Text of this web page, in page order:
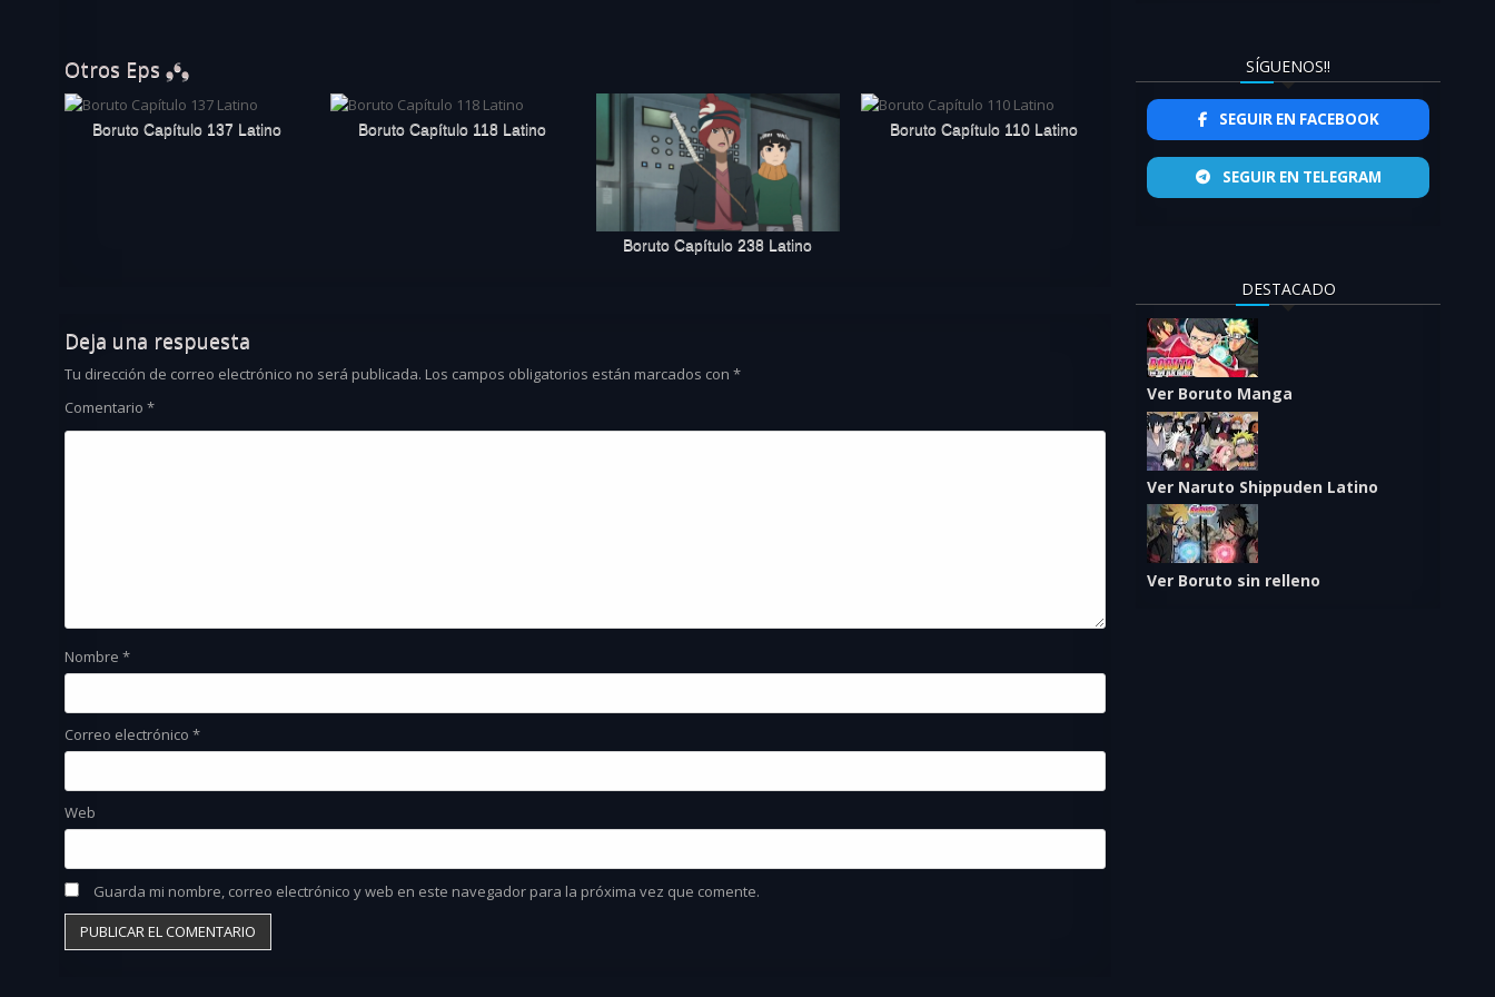
Otros Eps ❟❛❟
Boruto Capítulo 137 Latino Boruto Capítulo 118 Latino
Boruto Capítulo 238 Latino
Boruto Capítulo 110 Latino
Deja una respuesta
Tu dirección de correo electrónico no será publicada. Los campos obligatorios están marcados con*
Comentario*
Nombre*
Correo electrónico*
Web
Guarda mi nombre, correo electrónico y web en este navegador para la próxima vez que comente.
SÍGUENOS!!
SEGUIR EN FACEBOOK
SEGUIR EN TELEGRAM
DESTACADO
Ver Boruto Manga
Ver Naruto Shippuden Latino
Ver Boruto sin relleno